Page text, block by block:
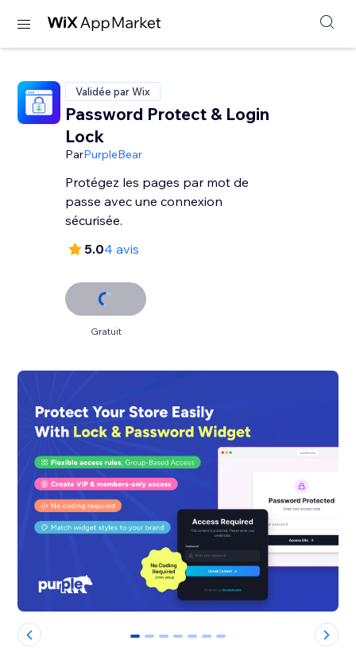
Validée par Wix
Password Protect & Login
Lock
ParPurpleBear
Protégez les pages par mot de
passe avec une connexion
sécurisée.
5.04 avis
Gratuit
0 1 2 3 4 5 6